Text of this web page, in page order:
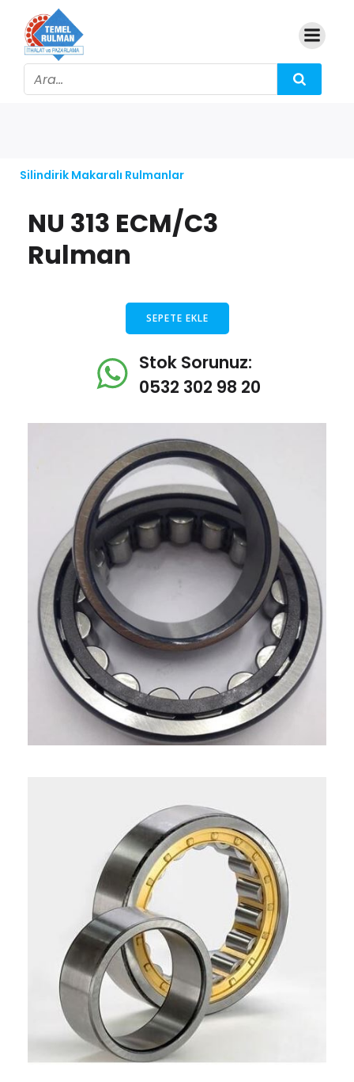
Silindirik Makaralı Rulmanlar
NU 313 ECM/C3
Rulman
SEPETE EKLE
Stok Sorunuz:
0532 302 98 20